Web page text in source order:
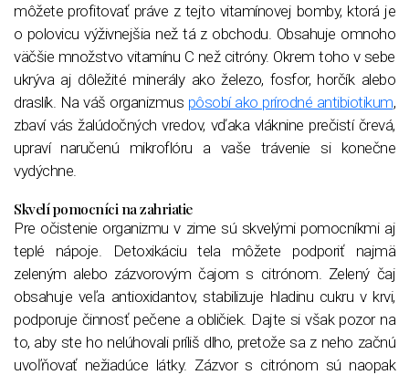
môžete profitovať práve z tejto vitamínovej bomby, ktorá je
o polovicu výživnejšia než tá z obchodu. Obsahuje omnoho
väčšie množstvo vitamínu C než citróny. Okrem toho v sebe
ukrýva aj dôležité minerály ako železo, fosfor, horčík alebo
draslík. Na váš organizmus pôsobí ako prírodné antibiotikum,
zbaví vás žalúdočných vredov, vďaka vláknine prečistí črevá,
upraví naručenú mikroflóru a vaše trávenie si konečne
vydýchne.
Skvelí pomocníci na zahriatie
Pre očistenie organizmu v zime sú skvelými pomocníkmi aj
teplé nápoje. Detoxikáciu tela môžete podporiť najmä
zeleným alebo zázvorovým čajom s citrónom. Zelený čaj
obsahuje veľa antioxidantov, stabilizuje hladinu cukru v krvi,
podporuje činnosť pečene a obličiek. Dajte si však pozor na
to, aby ste ho nelúhovali príliš dlho, pretože sa z neho začnú
uvoľňovať nežiadúce látky. Zázvor s citrónom sú naopak